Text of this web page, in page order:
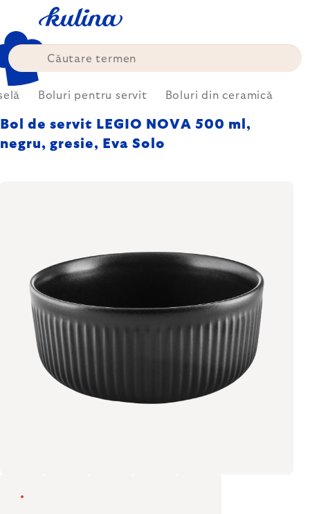
conținut
Boluri pentru servit Boluri din ceramică
Bol de servit LEGIO NOVA 500 ml,
negru, gresie, Eva Solo